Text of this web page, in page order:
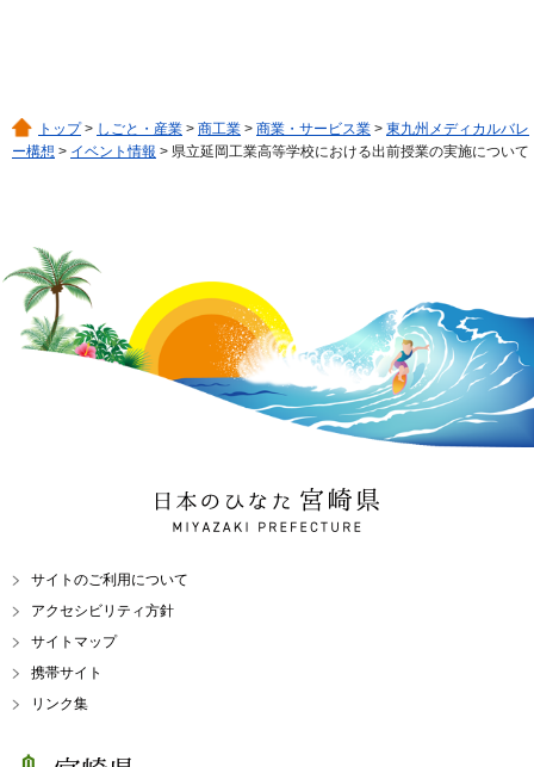
トップ> しごと・産業 > 商工業 > 商業・サービス業 > 東九州メディカルバレ
ー構想 > イベント情報 > 県立延岡工業高等学校における出前授業の実施について
日本のひなた 宮崎県
MIYAZAKI PREFECTURE
サイトのご利用について
アクセシビリティ方針
サイトマップ
携帯サイト
リンク集